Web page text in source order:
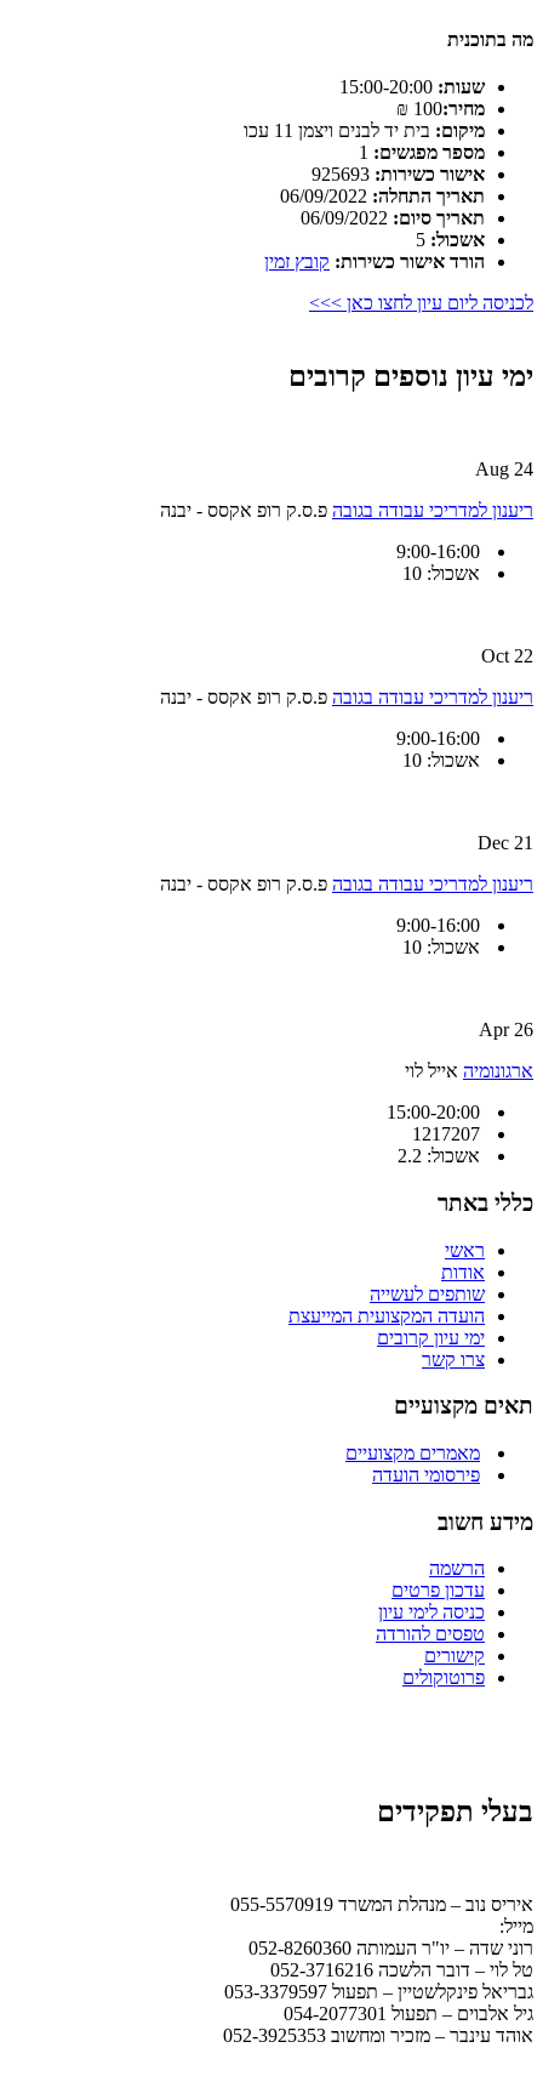
מה בתוכנית
שעות:
מחיר:100 ₪
מיקום: בית יד לבנים ויצמן 11 עכו
מספר מפגשים:
אישור כשירות:
תאריך התחלה:
תאריך סיום:
אשכול:
הורד אישור כשירות: קובץ זמין
לכניסה ליום עיון לחצו כאן >>>
ימי עיון נוספים קרובים
24 Aug
ריענון למדריכי עבודה בגובה פ.ס.ק רופ אקסס - יבנה
אשכול: 10
22 Oct
ריענון למדריכי עבודה בגובה פ.ס.ק רופ אקסס - יבנה
אשכול: 10
21 Dec
ריענון למדריכי עבודה בגובה פ.ס.ק רופ אקסס - יבנה
אשכול: 10
26 Apr
ארגונומיה אייל לוי
אשכול: 2.2
כללי באתר
ראשי
אודות
שותפים לעשייה
הועדה המקצועית המייעצת
ימי עיון קרובים
צרו קשר
תאים מקצועיים
מאמרים מקצועיים
פירסומי הועדה
מידע חשוב
הרשמה
עדכון פרטים
כניסה לימי עיון
טפסים להורדה
קישורים
פרוטוקולים
בעלי תפקידים
איריס נוב – מנהלת המשרד 055-5570919
מייל:
רוני שדה – יו"ר העמותה 052-8260360
טל לוי – דובר הלשכה 052-3716216
גבריאל פינקלשטיין – תפעול 053-3379597
גיל אלבוים – תפעול 054-2077301
אוהד עינבר – מזכיר ומחשוב 052-3925353